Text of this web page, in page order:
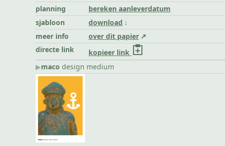
planning
bereken aanleverdatum
sjabloon
download
meer info
over dit papier
directe link
kopieer link
▶︎maco design medium